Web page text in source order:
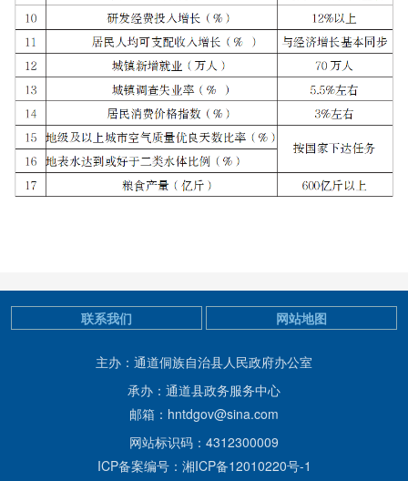
主办：通道侗族自治县人民政府办公室
承办：通道县政务服务中心
邮箱：hntdgov@sina.com
网站标识码：4312300009
ICP备案编号：湘ICP备12010220号-1
联系我们 网站地图